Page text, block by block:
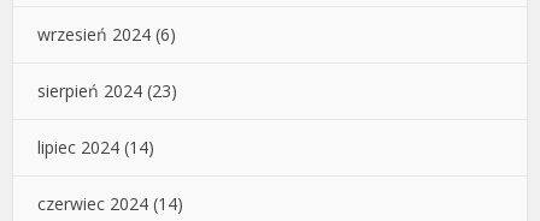
wrzesień 2024 (6)
sierpień 2024 (23)
lipiec 2024 (14)
czerwiec 2024 (14)